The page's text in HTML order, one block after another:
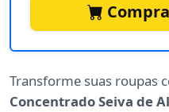
Transforme suas roupas
Concentrado Seiva de